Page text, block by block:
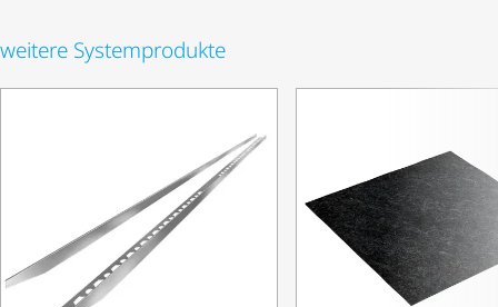
weitere Systemprodukte